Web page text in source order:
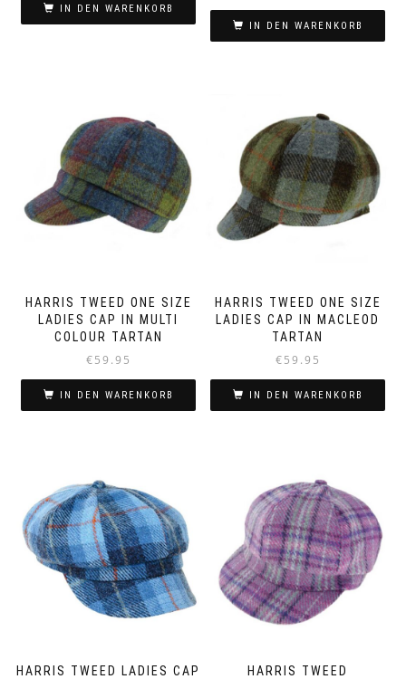
IN DEN WARENKORB
IN DEN WARENKORB
HARRIS TWEED ONE SIZE
LADIES CAP IN MULTI
COLOUR TARTAN
€59.95
IN DEN WARENKORB
HARRIS TWEED ONE SIZE
LADIES CAP IN MACLEOD
TARTAN
€59.95
IN DEN WARENKORB
HARRIS TWEED LADIES CAP
HARRIS TWEED